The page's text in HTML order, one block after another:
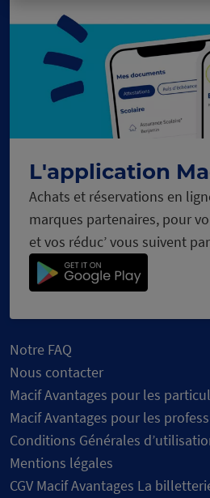
L'application
Achats et réservations en
marques partenaires, pour
et vos réduc’ vous suivent
Notre FAQ
Nous contacter
Macif Avantages pour les
Macif Avantages pour les
Conditions Générales
Mentions légales
CGV Macif Avantages La
C
h
a
r
g
e
m
e
n
te
n
c
ou
r
s